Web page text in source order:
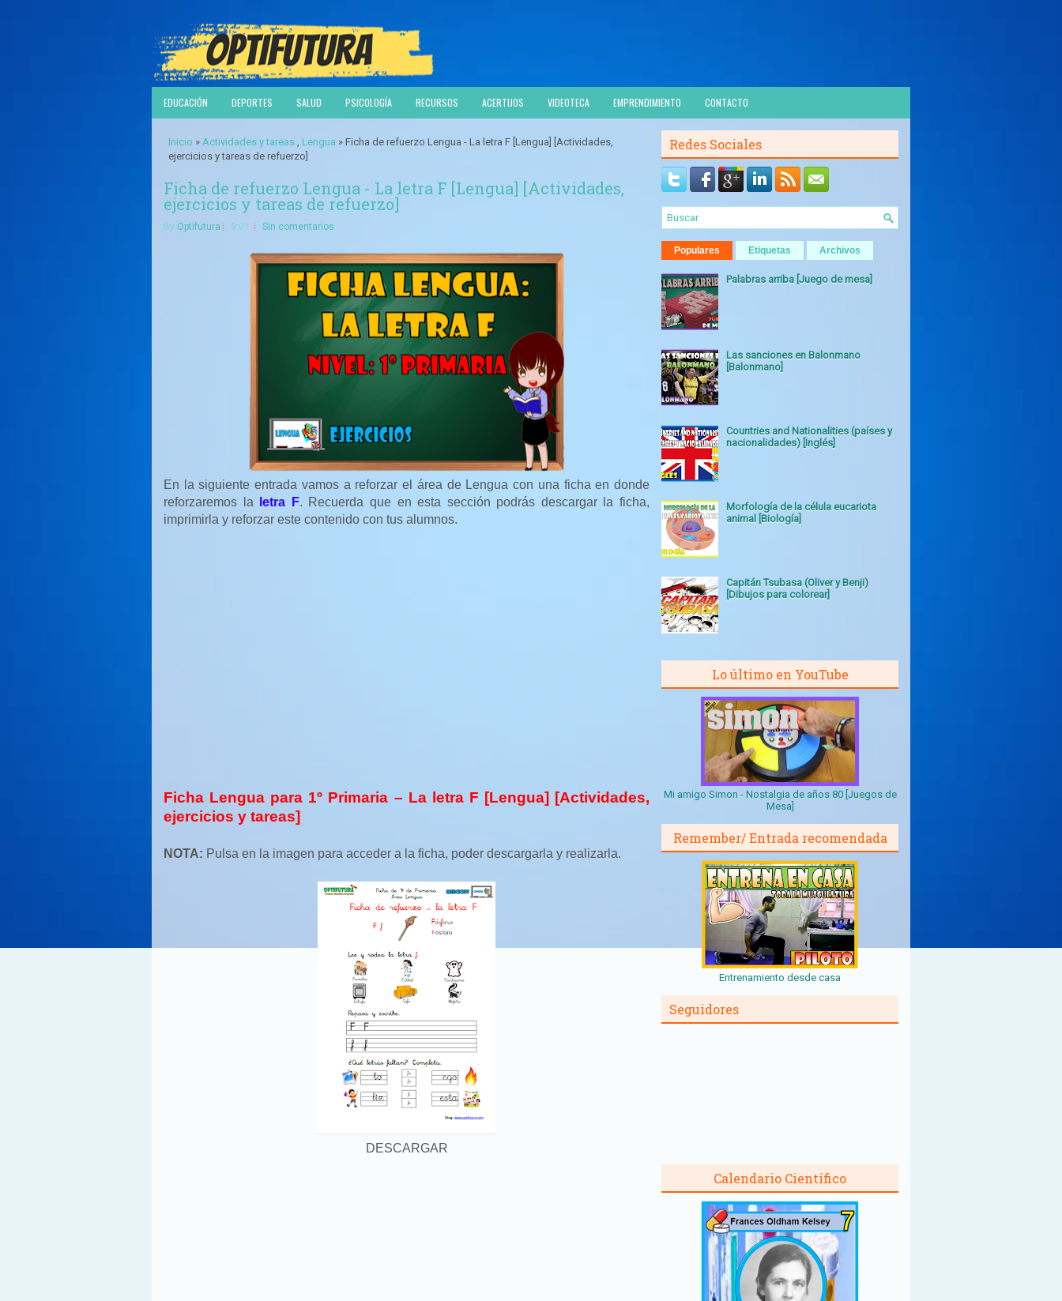
EDUCACIÓN DEPORTES SALUD PSICOLOGÍA RECURSOS ACERTIJOS VIDEOTECA EMPRENDIMIENTO CONTACTO
Inicio » Actividades y tareas , Lengua » Ficha de refuerzo Lengua - La letra F [Lengua] [Actividades,
ejercicios y tareas de refuerzo]
Ficha de refuerzo Lengua - La letra F [Lengua] [Actividades,
ejercicios y tareas de refuerzo]
By Optifutura 9:01 Sin comentarios
En la siguiente entrada vamos a reforzar el área de Lengua con una ficha en donde
reforzaremos la
letra F. Recuerda que en esta sección podrás descargar la ficha,
imprimirla y reforzar este contenido con tus alumnos.
Ficha Lengua para 1º Primaria – La letra F [Lengua] [Actividades,
ejercicios y tareas]
NOTA: Pulsa en la imagen para acceder a la ficha, poder descargarla y realizarla.
DESCARGAR
Redes Sociales
Populares Etiquetas Archivos
Palabras arriba [Juego de mesa]
Las sanciones en Balonmano
[Balonmano]
Countries and Nationalities (países y
nacionalidades) [Inglés]
Morfología de la célula eucariota
animal [Biología]
Capitán Tsubasa (Oliver y Benji)
[Dibujos para colorear]
Lo último en YouTube
Mi amigo Simon - Nostalgia de años 80 [Juegos de
Mesa]
Remember/ Entrada recomendada
Entrenamiento desde casa
Seguidores
Calendario Científico